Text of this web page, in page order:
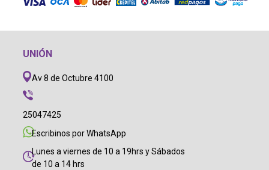
UNIÓN
Av 8 de Octubre 4100
25047425
Escribinos por WhatsApp
Lunes a viernes de 10 a 19hrs y Sábados
de 10 a 14 hrs